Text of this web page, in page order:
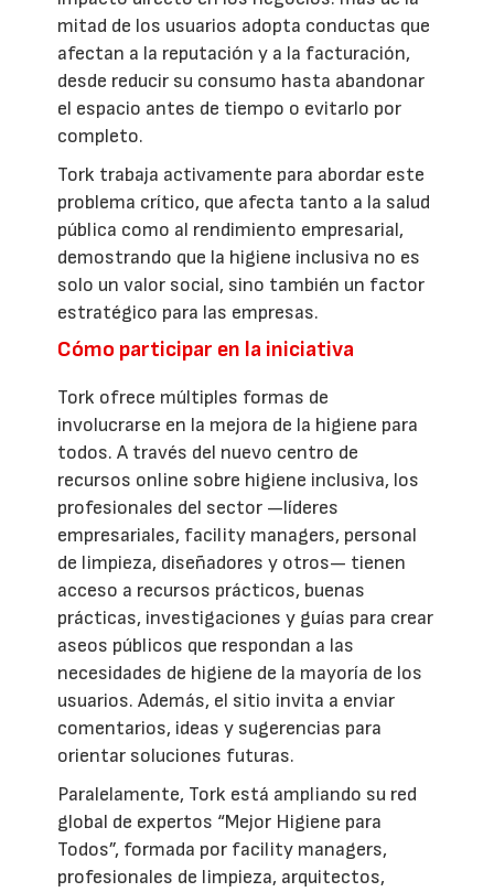
mitad de los usuarios adopta conductas que
afectan a la reputación y a la facturación,
desde reducir su consumo hasta abandonar
el espacio antes de tiempo o evitarlo por
completo.
Tork trabaja activamente para abordar este
problema crítico, que afecta tanto a la salud
pública como al rendimiento empresarial,
demostrando que la higiene inclusiva no es
solo un valor social, sino también un factor
estratégico para las empresas.
Cómo participar en la iniciativa
Tork ofrece múltiples formas de
involucrarse en la mejora de la higiene para
todos. A través del nuevo centro de
recursos online sobre higiene inclusiva, los
profesionales del sector —líderes
empresariales, facility managers, personal
de limpieza, diseñadores y otros— tienen
acceso a recursos prácticos, buenas
prácticas, investigaciones y guías para crear
aseos públicos que respondan a las
necesidades de higiene de la mayoría de los
usuarios. Además, el sitio invita a enviar
comentarios, ideas y sugerencias para
orientar soluciones futuras.
Paralelamente, Tork está ampliando su red
global de expertos “Mejor Higiene para
Todos”, formada por facility managers,
profesionales de limpieza, arquitectos,